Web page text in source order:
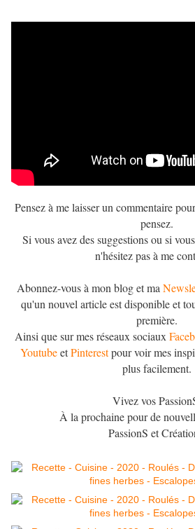
Pensez à me laisser un commentaire
pensez.
Si vous avez des suggestions ou si
n'hésitez pas à me
Abonnez-vous à mon blog et ma
qu'un nouvel article est disponible et
première.
Ainsi que sur mes réseaux sociaux
YoutubeetPinterestpour voir mes
plus facilement.
Vivez vos
À la prochaine pour de
PassionS et